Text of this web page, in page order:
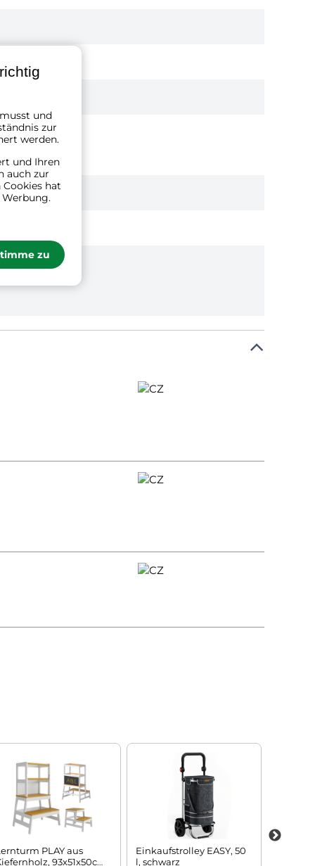
PLAY aus
93x51x50cm,
Einkaufstrolley EASY, 50
l, schwarz
und
zur
werden.
und Ihren
auch zur
hat
zu